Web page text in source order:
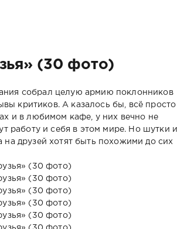
(30 фото)
собрал целую армию поклонников
критиков. А казалось бы, всё просто
и в любимом кафе, у них вечно не
работу и себя в этом мире. Но шутки и
на друзей хотят быть похожими до сих